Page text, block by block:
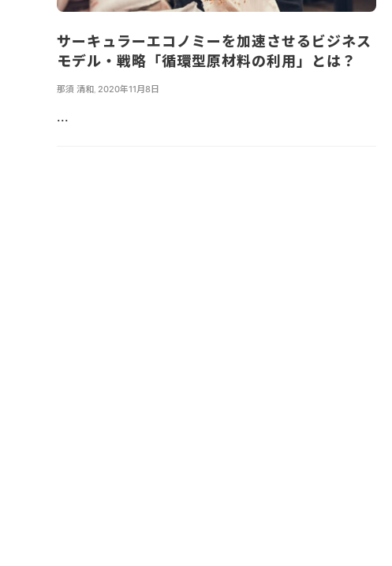
サーキュラーエコノミーを加速させるビジネス
モデル・戦略「循環型原材料の利用」とは？
那須 清和 2020年11月8日
...